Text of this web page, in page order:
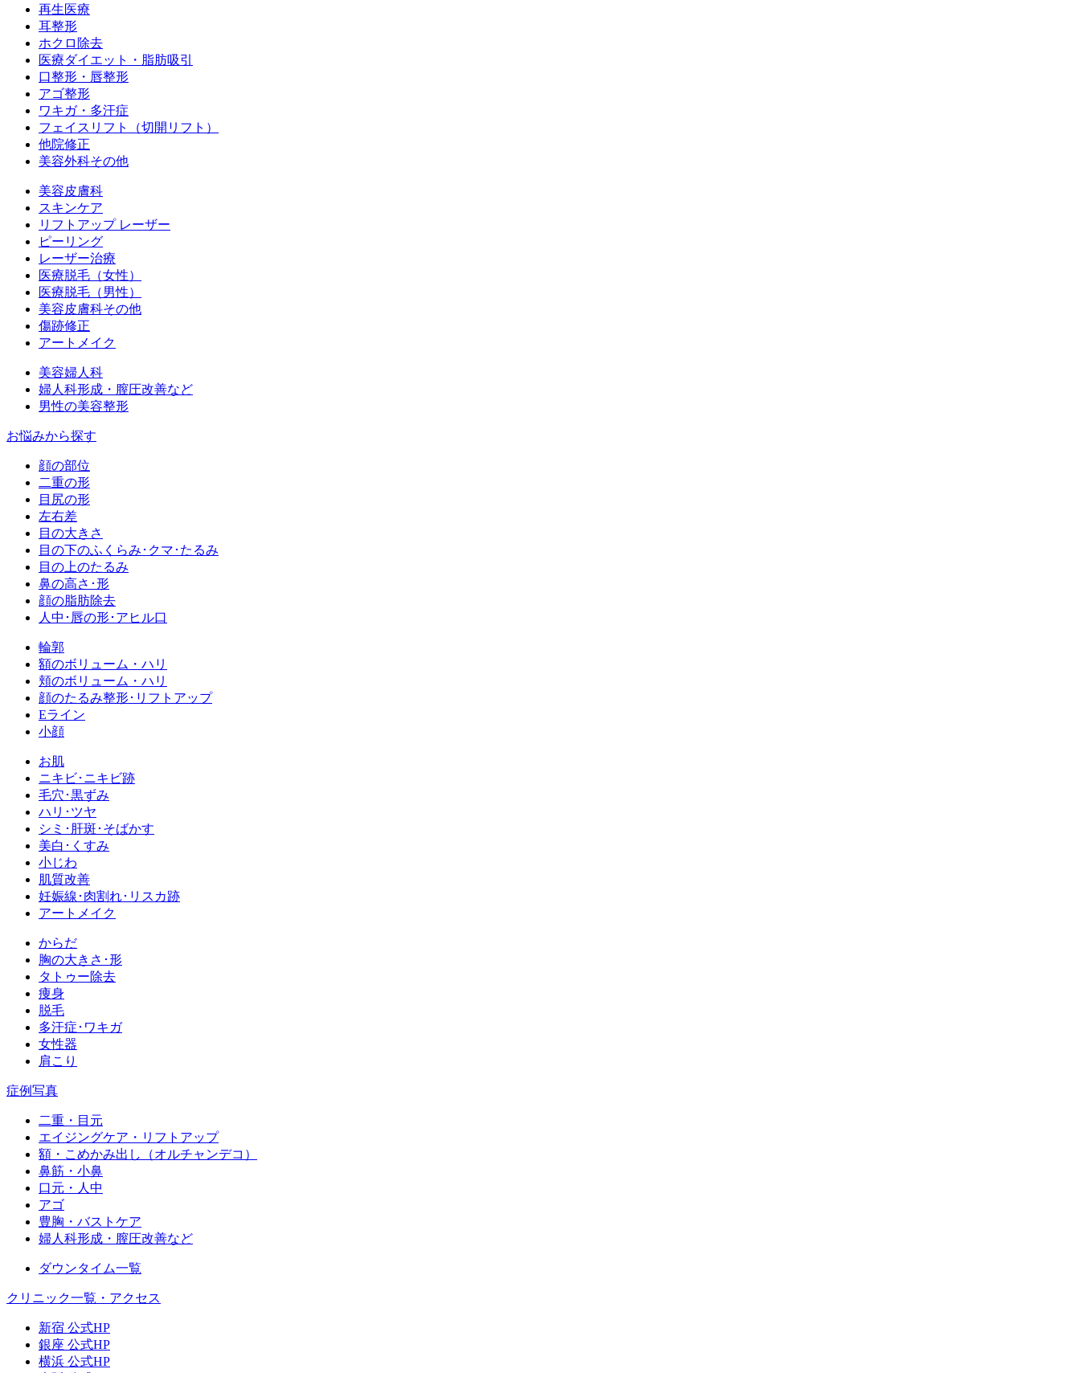
再生医療
耳整形
ホクロ除去
医療ダイエット・脂肪吸引
口整形・唇整形
アゴ整形
ワキガ・多汗症
フェイスリフト（切開リフト）
他院修正
美容外科その他
美容皮膚科
スキンケア
リフトアップ レーザー
ピーリング
レーザー治療
医療脱毛（女性）
医療脱毛（男性）
美容皮膚科その他
傷跡修正
アートメイク
美容婦人科
婦人科形成・膣圧改善など
男性の美容整形
お悩みから探す
顔の部位
二重の形
目尻の形
左右差
目の大きさ
目の下のふくらみ･クマ･たるみ
目の上のたるみ
鼻の高さ･形
顔の脂肪除去
人中･唇の形･アヒル口
輪郭
額のボリューム・ハリ
頬のボリューム・ハリ
顔のたるみ整形･リフトアップ
Eライン
小顔
お肌
ニキビ･ニキビ跡
毛穴･黒ずみ
ハリ･ツヤ
シミ･肝斑･そばかす
美白･くすみ
小じわ
肌質改善
妊娠線･肉割れ･リスカ跡
アートメイク
からだ
胸の大きさ･形
タトゥー除去
痩身
脱毛
多汗症･ワキガ
女性器
肩こり
症例写真
二重・目元
エイジングケア・リフトアップ
額・こめかみ出し（オルチャンデコ）
鼻筋・小鼻
口元・人中
アゴ
豊胸・バストケア
婦人科形成・膣圧改善など
ダウンタイム一覧
クリニック一覧・アクセス
新宿 公式HP
銀座 公式HP
横浜 公式HP